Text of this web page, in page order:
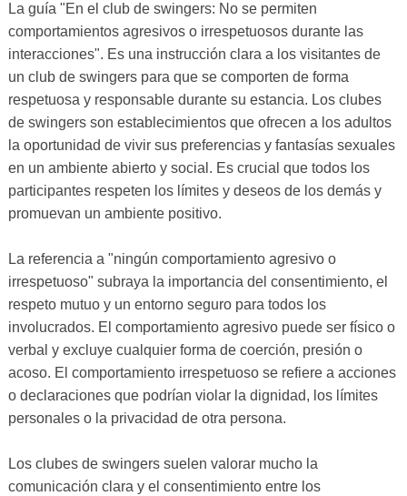
La guía "En el club de swingers: No se permiten
comportamientos agresivos o irrespetuosos durante las
interacciones". Es una instrucción clara a los visitantes de
un club de swingers para que se comporten de forma
respetuosa y responsable durante su estancia. Los clubes
de swingers son establecimientos que ofrecen a los adultos
la oportunidad de vivir sus preferencias y fantasías sexuales
en un ambiente abierto y social. Es crucial que todos los
participantes respeten los límites y deseos de los demás y
promuevan un ambiente positivo.
La referencia a "ningún comportamiento agresivo o
irrespetuoso" subraya la importancia del consentimiento, el
respeto mutuo y un entorno seguro para todos los
involucrados. El comportamiento agresivo puede ser físico o
verbal y excluye cualquier forma de coerción, presión o
acoso. El comportamiento irrespetuoso se refiere a acciones
o declaraciones que podrían violar la dignidad, los límites
personales o la privacidad de otra persona.
Los clubes de swingers suelen valorar mucho la
comunicación clara y el consentimiento entre los